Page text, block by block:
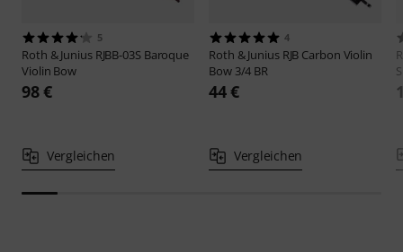
5
Roth & Junius RJBB-03S Baroque
Violin Bow
98 €
Vergleichen
4
Roth & Junius RJB Carbon Violin
Bow 3/4 BR
44 €
Vergleichen